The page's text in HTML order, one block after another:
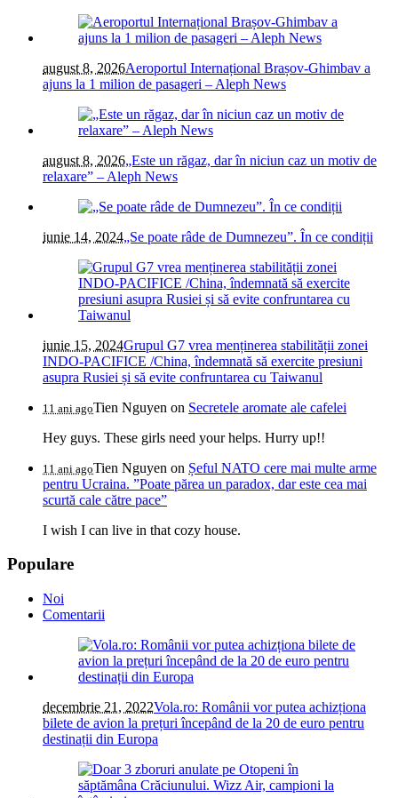
august 8, 2026Aeroportul Internațional Brașov-Ghimbav a
ajuns la 1 milion de pasageri – Aleph News
august 8, 2026„Este un răgaz, dar în niciun caz un motiv de
relaxare” – Aleph News
iunie 14, 2024„Se poate râde de Dumnezeu”. În ce condiții
iunie 15, 2024Grupul G7 vrea menținerea stabilității zonei
INDO-PACIFICE /China, îndemnată să exercite presiuni
asupra Rusiei și să evite confruntarea cu Taiwanul
11 ani agoTien Nguyen on Secretele aromate ale cafelei
Hey guys. These girls need your helps. Hurry up!!
11 ani agoTien Nguyen on Șeful NATO cere mai multe arme
pentru Ucraina. ”Poate părea un paradox, dar este cea mai
scurtă cale către pace”
I wish I can live in that cozy house.
Populare
Noi
Comentarii
decembrie 21, 2022Vola.ro: Românii vor putea achizționa
bilete de avion la prețuri începând de la 20 de euro pentru
destinații din Europa